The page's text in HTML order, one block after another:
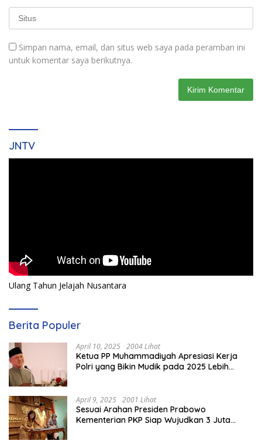
Simpan nama, email, dan situs web saya pada peramban ini
untuk komentar saya berikutnya.
JNTV
Ulang Tahun Jelajah Nusantara
Berita Populer
April 10, 2025 2004 Lihat
Ketua PP Muhammadiyah Apresiasi Kerja
Polri yang Bikin Mudik pada 2025 Lebih
April 9, 2025 2001 Lihat
Sesuai Arahan Presiden Prabowo
Kementerian PKP Siap Wujudkan 3 Juta